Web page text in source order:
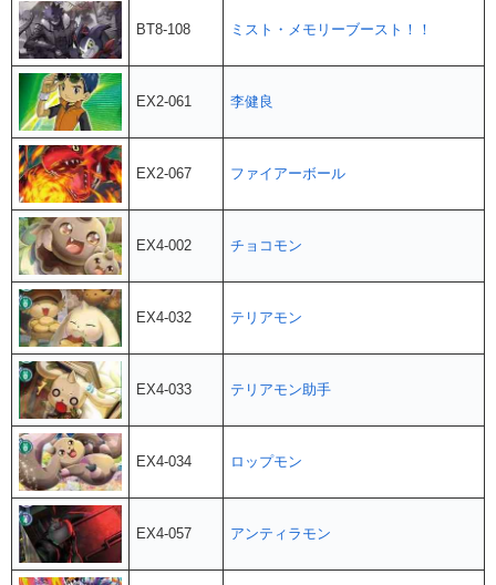
BT8-108 ミスト・メモリーブースト！！
EX2-061 李健良
EX2-067 ファイアーボール
EX4-002 チョコモン
EX4-032 テリアモン
EX4-033 テリアモン助手
EX4-034 ロップモン
EX4-057 アンティラモン